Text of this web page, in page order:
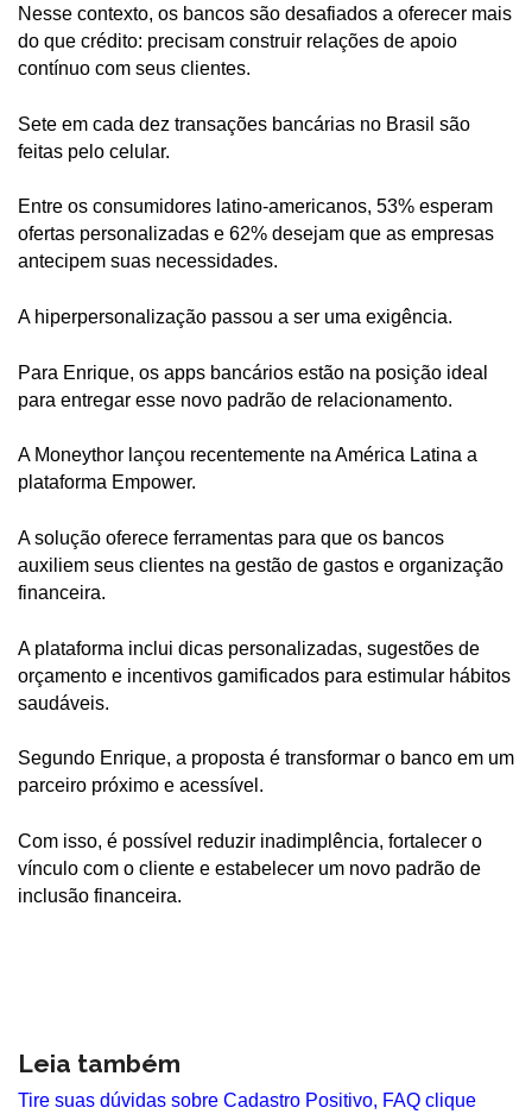
Nesse contexto, os bancos são desafiados a oferecer mais
do que crédito: precisam construir relações de apoio
contínuo com seus clientes.
Sete em cada dez transações bancárias no Brasil são
feitas pelo celular.
Entre os consumidores latino-americanos, 53% esperam
ofertas personalizadas e 62% desejam que as empresas
antecipem suas necessidades.
A hiperpersonalização passou a ser uma exigência.
Para Enrique, os apps bancários estão na posição ideal
para entregar esse novo padrão de relacionamento.
A Moneythor lançou recentemente na América Latina a
plataforma Empower.
A solução oferece ferramentas para que os bancos
auxiliem seus clientes na gestão de gastos e organização
financeira.
A plataforma inclui dicas personalizadas, sugestões de
orçamento e incentivos gamificados para estimular hábitos
saudáveis.
Segundo Enrique, a proposta é transformar o banco em um
parceiro próximo e acessível.
Com isso, é possível reduzir inadimplência, fortalecer o
vínculo com o cliente e estabelecer um novo padrão de
inclusão financeira.
Leia também
Tire suas dúvidas sobre Cadastro Positivo, FAQ clique